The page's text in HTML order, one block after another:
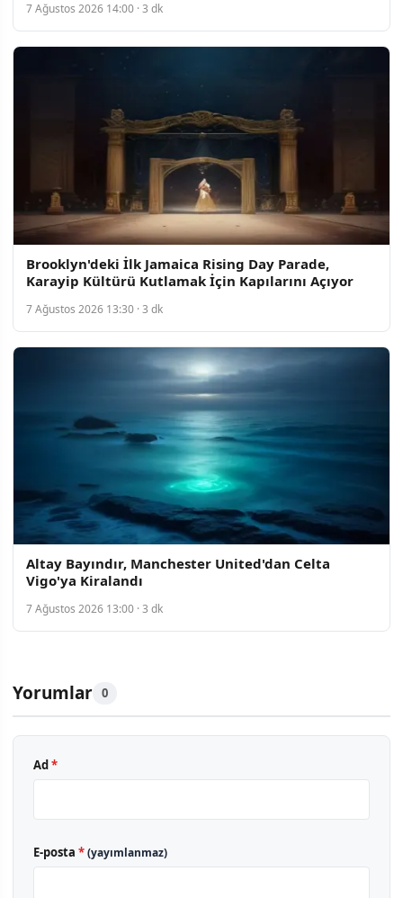
7 Ağustos 2026 14:00 · 3 dk
Brooklyn'deki İlk Jamaica Rising Day Parade,
Karayip Kültürü Kutlamak İçin Kapılarını Açıyor
7 Ağustos 2026 13:30 · 3 dk
Altay Bayındır, Manchester United'dan Celta
Vigo'ya Kiralandı
7 Ağustos 2026 13:00 · 3 dk
Yorumlar 0
Ad *
E-posta *(yayımlanmaz)